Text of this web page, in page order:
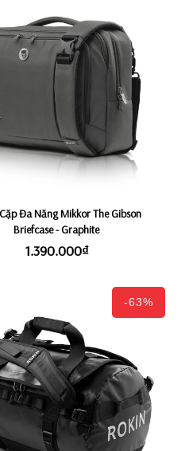
Đa Năng Mikkor The Gibson
Briefcase - Graphite
1.390.000₫
-63%